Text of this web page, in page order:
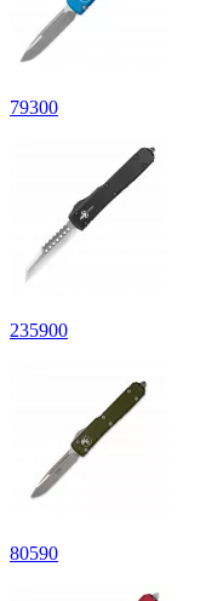
79300
235900
80590